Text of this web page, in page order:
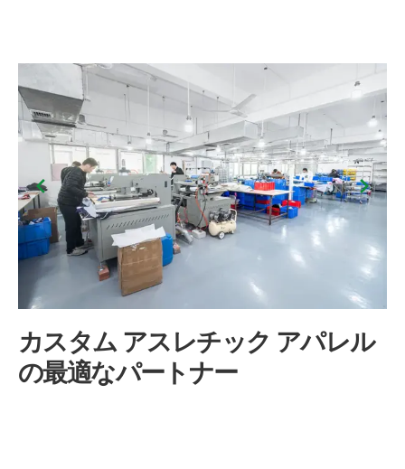
カスタム アスレチック アパレル
の最適なパートナー